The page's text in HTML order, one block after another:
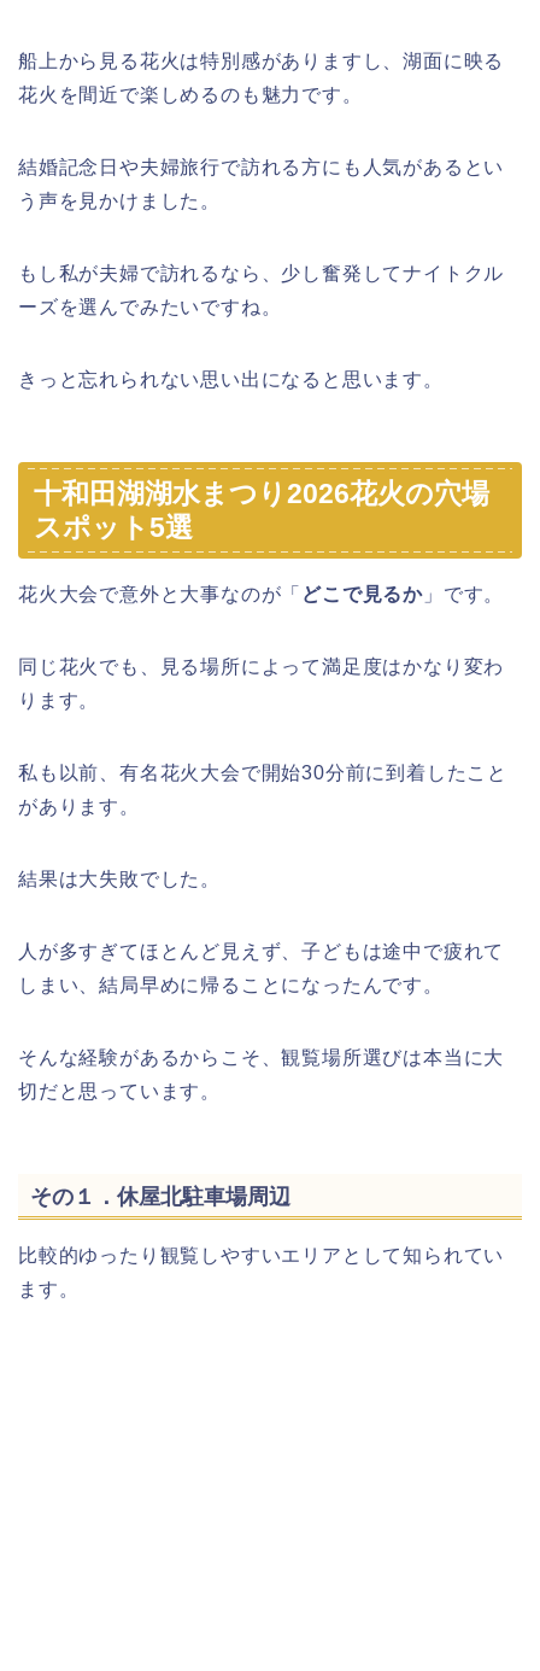
船上から見る花火は特別感がありますし、湖面に映る
花火を間近で楽しめるのも魅力です。
結婚記念日や夫婦旅行で訪れる方にも人気があるとい
う声を見かけました。
もし私が夫婦で訪れるなら、少し奮発してナイトクル
ーズを選んでみたいですね。
きっと忘れられない思い出になると思います。
十和田湖湖水まつり2026花火の穴場
スポット5選
花火大会で意外と大事なのが「 どこで見るか 」です。
同じ花火でも、見る場所によって満足度はかなり変わ
ります。
私も以前、有名花火大会で開始30分前に到着したこと
があります。
結果は大失敗でした。
人が多すぎてほとんど見えず、子どもは途中で疲れて
しまい、結局早めに帰ることになったんです。
そんな経験があるからこそ、観覧場所選びは本当に大
切だと思っています。
その１．休屋北駐車場周辺
比較的ゆったり観覧しやすいエリアとして知られてい
ます。